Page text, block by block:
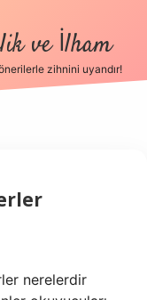
ve İlham
zihnini uyandır!
nerelerdir